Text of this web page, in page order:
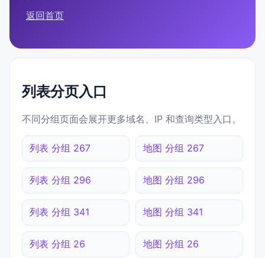
返回首页
列表分页入口
不同分组页面会展开更多域名、IP 和查询类型入口。
列表 分组 267 地图 分组 267
列表 分组 296 地图 分组 296
列表 分组 341 地图 分组 341
列表 分组 26 地图 分组 26